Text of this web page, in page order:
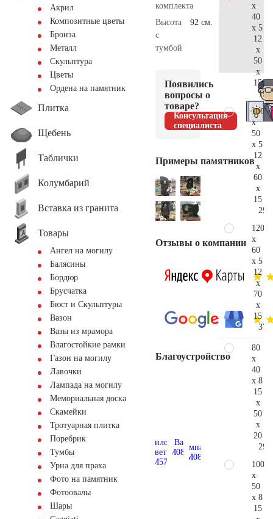
Акрил
Композитные цветы
Бронза
Металл
Скульптура
Цветы
Ордена на памятник
Плитка
Щебень
Таблички
Колумбарий
Вставка из гранита
Товары
Ангел на могилу
Балясины
Бордюр
Брусчатка
Бюст и Скульптуры
Вазон
Вазы из мрамора
Влагостойкие рамки
Газон на могилу
Лавочки
Лампада на могилу
Мемориальная доска
Скамейки
Тротуарная плитка
Поребрик
Тумбы
Урна для праха
Фото на памятник
Фотоовалы
Шары
комплекта
Высота
с
тумбой
92 см.
Появились
вопросы о
товаре?
Консультация
специалиста
Примеры памятников
Отзывы о компании
Благоустройство
x
40
x 5
12
x
50
x
15
100
x
50
x 5
12
x
60
x
15
120
x
60
x 5
12
x
70
x
15
80
x
40
x 8
15
x
50
x
20
100
x
50
x 8
15